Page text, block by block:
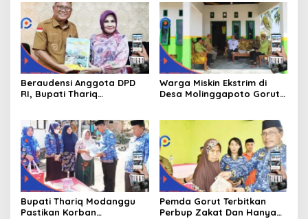
Beraudensi Anggota DPD
RI, Bupati Thariq
Warga Miskin Ekstrim di
Desa Molinggapoto Gorut
Bupati Thariq Modanggu
Pastikan Korban
Pemda Gorut Terbitkan
Perbup Zakat Dan Hanya